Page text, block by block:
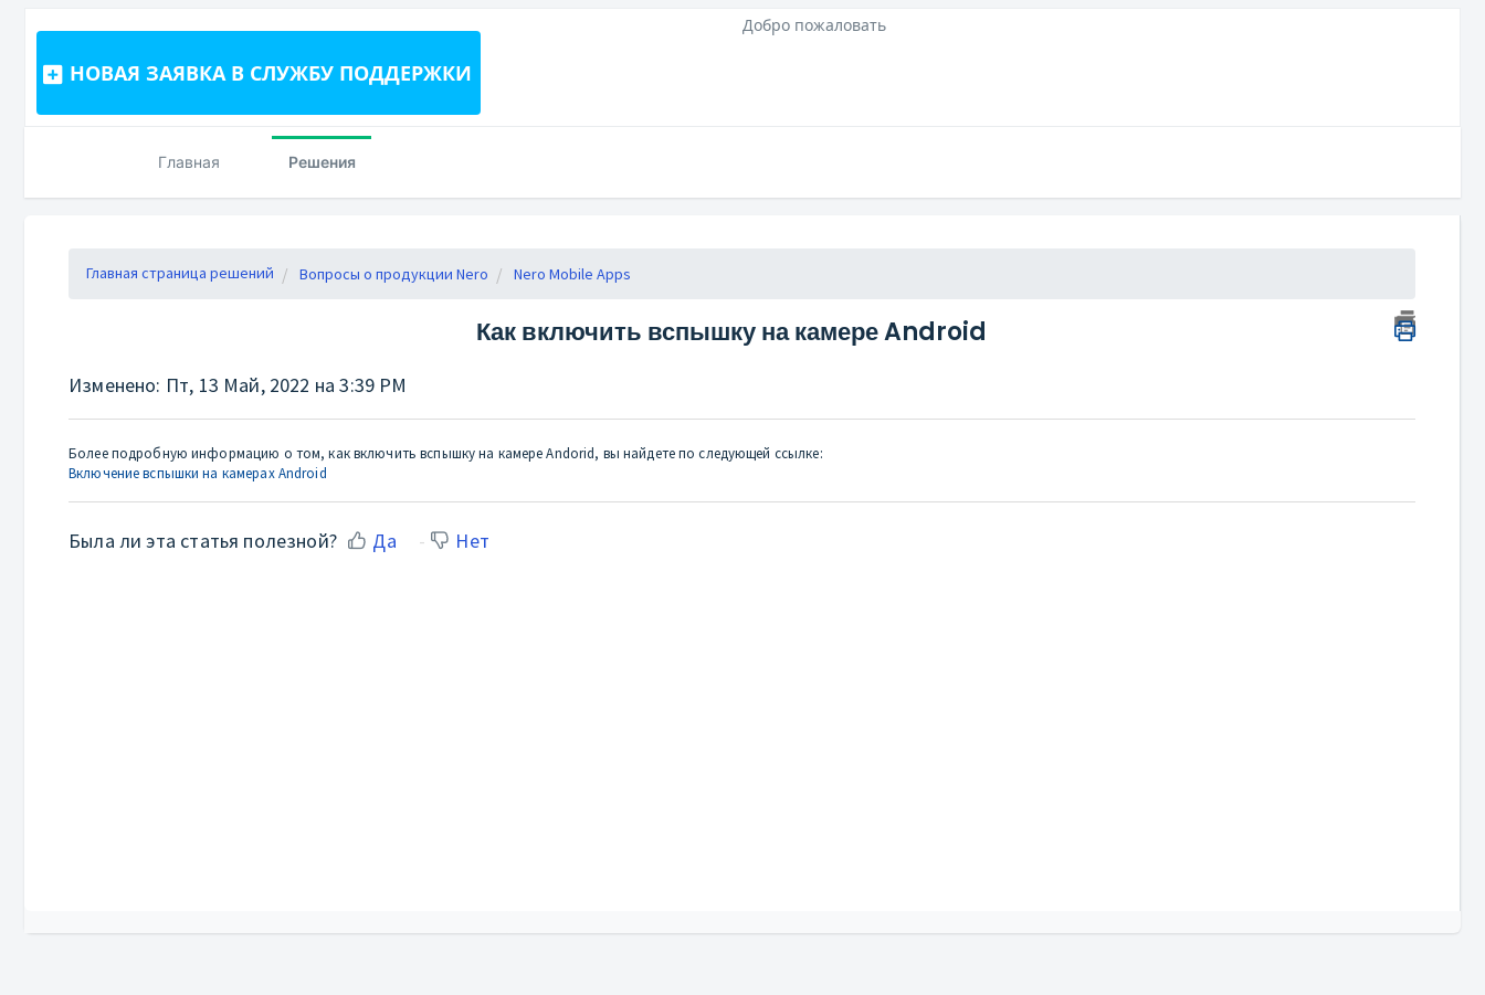
НОВАЯ ЗАЯВКА В СЛУЖБУ ПОДДЕРЖКИ
Добро пожаловать
Главная Решения
Главная страница решений Вопросы о продукции Nero Nero Mobile Apps
Как включить вспышку на камере Android
Изменено: Пт, 13 Май, 2022 на 3:39 PM
Более подробную информацию о том, как включить вспышку на камере Andorid, вы найдете по следующей ссылке:
Включение вспышки на камерах Android
Была ли эта статья полезной? Да Нет